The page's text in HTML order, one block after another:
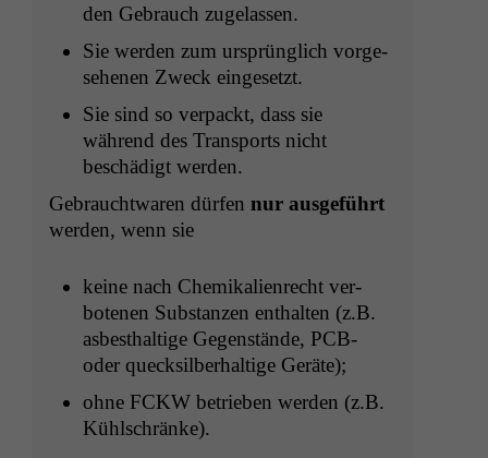
den Gebrauch zugelassen.
Sie wer­den zum ursprünglich vorge­
se­henen Zweck eingesetzt.
Sie sind so ver­packt, dass sie
während des Trans­ports nicht
beschädigt werden.
Gebraucht­waren dür­fen nur aus­ge­führt
wer­den, wenn sie
keine nach Chemikalien­recht ver­
bote­nen Sub­stanzen enthal­ten (z.B.
asbesthaltige Gegen­stände, PCB-
oder queck­sil­ber­haltige Geräte);
ohne FCKW betrieben wer­den (z.B.
Kühlschränke).